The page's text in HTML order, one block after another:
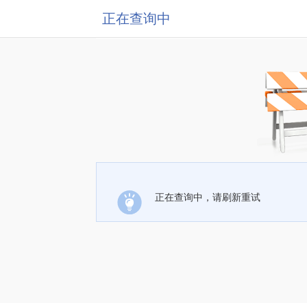
正在查询中
正在查询中，请刷新重试